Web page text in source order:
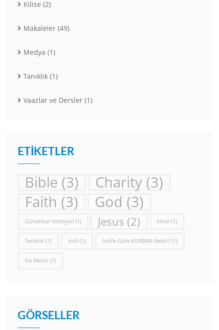
Kilise (2)
Makaleler (49)
Medya (1)
Tanıklık (1)
Vaazlar ve Dersler (1)
ETIKETLER
Bible (3) Charity (3)
Faith (3) God (3)
Günahkar Hristiyan (1) Jesus (2) kilise (1)
Tanıklık (1) İncil (1) İncil’e Göre KURBAN Nedir? (1)
İsa Mesih (1)
GÖRSELLER